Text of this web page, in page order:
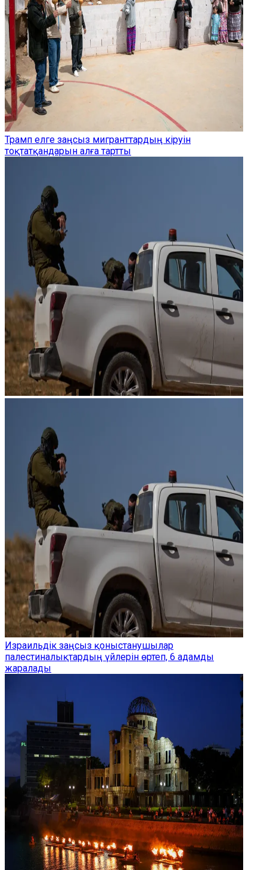
Трамп елге заңсыз мигранттардың кіруін
тоқтатқандарын алға тартты
Израильдік заңсыз қоныстанушылар
палестиналықтардың үйлерін өртеп, 6 адамды
жаралады